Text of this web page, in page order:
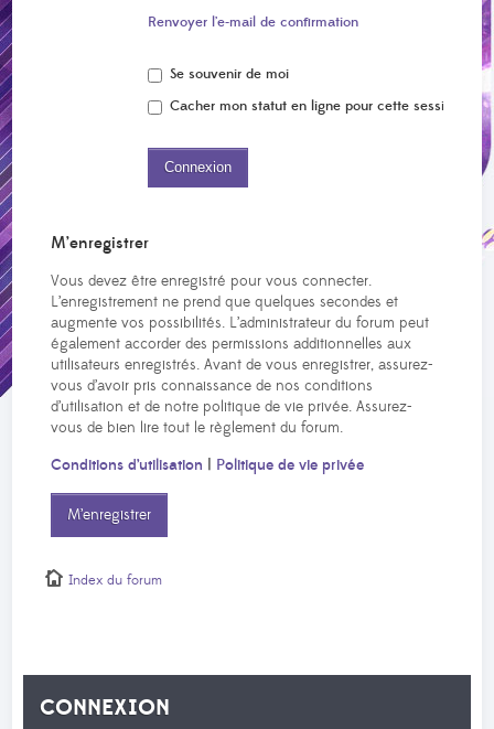
Renvoyer l’e-mail de confirmation
Se souvenir de moi
Cacher mon statut en ligne pour cette session
M’enregistrer
Vous devez être enregistré pour vous connecter.
L’enregistrement ne prend que quelques secondes et
augmente vos possibilités. L’administrateur du forum peut
également accorder des permissions additionnelles aux
utilisateurs enregistrés. Avant de vous enregistrer, assurez-
vous d’avoir pris connaissance de nos conditions
d’utilisation et de notre politique de vie privée. Assurez-
vous de bien lire tout le règlement du forum.
Conditions d’utilisation | Politique de vie privée
M’enregistrer
Index du forum
CONNEXION